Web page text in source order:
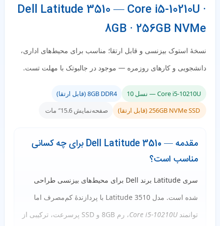
Dell Latitude 3510 — Core i5-10210U ·
8GB · 256GB NVMe
نسخهٔ استوک بیزنسی و قابل ارتقا؛ مناسب برای محیط‌های اداری،
دانشجویی و کارهای روزمره — موجود در جالبوتک با مهلت تست.
Core i5-10210U — نسل 10
8GB DDR4 (قابل ارتقا)
صفحه‌نمایش 15.6″ مات
مقدمه — Dell Latitude 3510 برای چه کسانی
مناسب است؟
سری Latitude
برند Dell برای محیط‌های بیزنسی طراحی
شده است. مدل Latitude 3510 با پردازندهٔ کم‌مصرف اما
توانمندCore i5-10210U
، رم 8GB و SSD پرسرعت، ترکیبی از